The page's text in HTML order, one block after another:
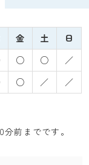
金 土
日
○ ○
／
○ ／
／
前までです。